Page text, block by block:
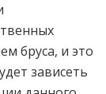
бруса, и это
зависеть